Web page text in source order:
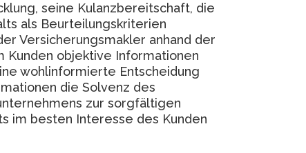
seine Kulanzbereitschaft, die
als Beurteilungskriterien
Versicherungsmakler anhand der
Kunden objektive Informationen
wohlinformierte Entscheidung
die Solvenz des
zur sorgfältigen
im besten Interesse des Kunden